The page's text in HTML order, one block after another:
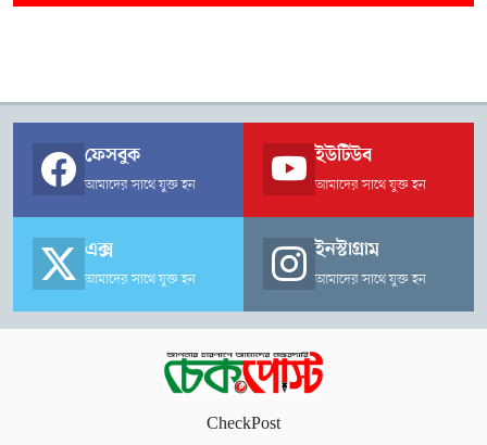
ফেসবুক
আমাদের সাথে যুক্ত হন
ইউটিউব
আমাদের সাথে যুক্ত হন
এক্স
আমাদের সাথে যুক্ত হন
ইনস্টাগ্রাম
আমাদের সাথে যুক্ত হন
CheckPost